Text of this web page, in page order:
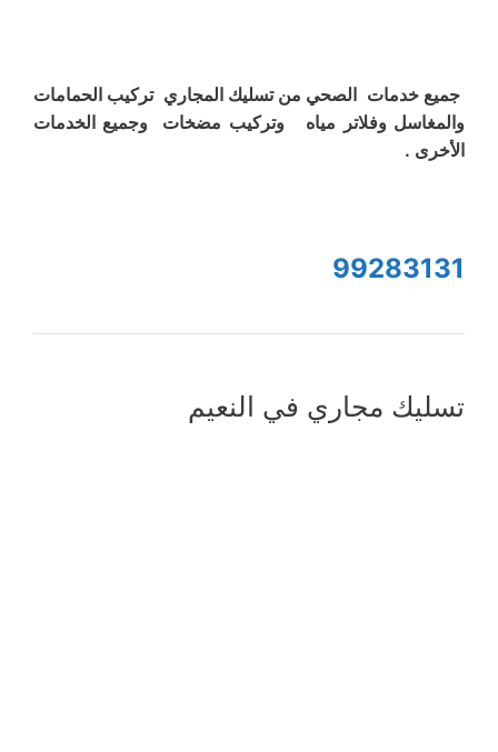
جميع خدمات الصحي من تسليك المجاري تركيب الحمامات
والمغاسل وفلاتر مياه وتركيب مضخات وجميع الخدمات
الأخرى .
99283131
تسليك مجاري في النعيم